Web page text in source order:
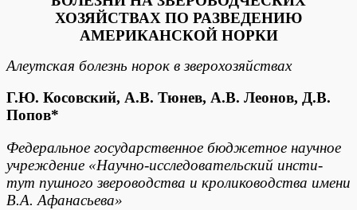
ХОЗЯЙСТВАХ ПО РАЗВЕДЕНИЮ
АМЕРИКАНСКОЙ НОРКИ
Алеутская болезнь норок в зверохозяйствах
Г.Ю. Косовский, А.В. Тюнев, А.В. Леонов, Д.В.
Попов*
Федеральное государственное бюджетное научное
учреждение «Научно-исследовательский инсти-
тут пушного звероводства и кролиководства имени
В.А. Афанасьева»